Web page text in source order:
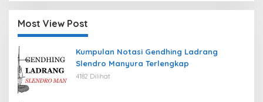
Most View Post
Kumpulan Notasi Gendhing Ladrang
Slendro Manyura Terlengkap
4182 Dilihat